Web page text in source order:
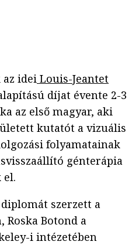
az idei Louis-Jeantet
díjat évente 2-3
az első magyar, aki
kutatót a vizuális
folyamatainak
génterápia
el.
szerzett a
Roska Botond a
i intézetében